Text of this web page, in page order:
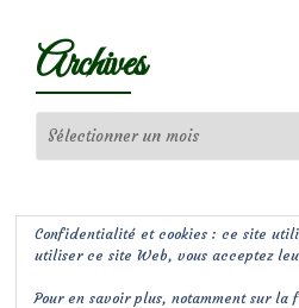
Archives
Confidentialité et cookies : ce site
utiliser ce site Web, vous acceptez
Pour en savoir plus, notamment sur la